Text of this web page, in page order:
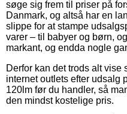
søge sig frem til priser på
Danmark, og altså har en
slippe for at stampe
varer – til babyer og børn,
markant, og endda nogle
Derfor kan det trods alt
internet outlets efter udsalg
120lm før du handler, så
den mindst kostelige pris.